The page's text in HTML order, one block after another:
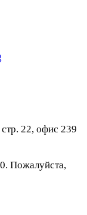
22, офис 239
Пожалуйста,